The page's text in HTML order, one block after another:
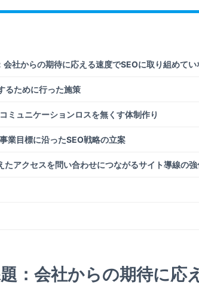
会社からの期待に応える速度でSEOに取り組めてい
るために行った施策
ュニケーションロスを無くす体制作り
業目標に沿ったSEO戦略の立案
たアクセスを問い合わせにつながるサイト導線の強
：会社からの期待に応